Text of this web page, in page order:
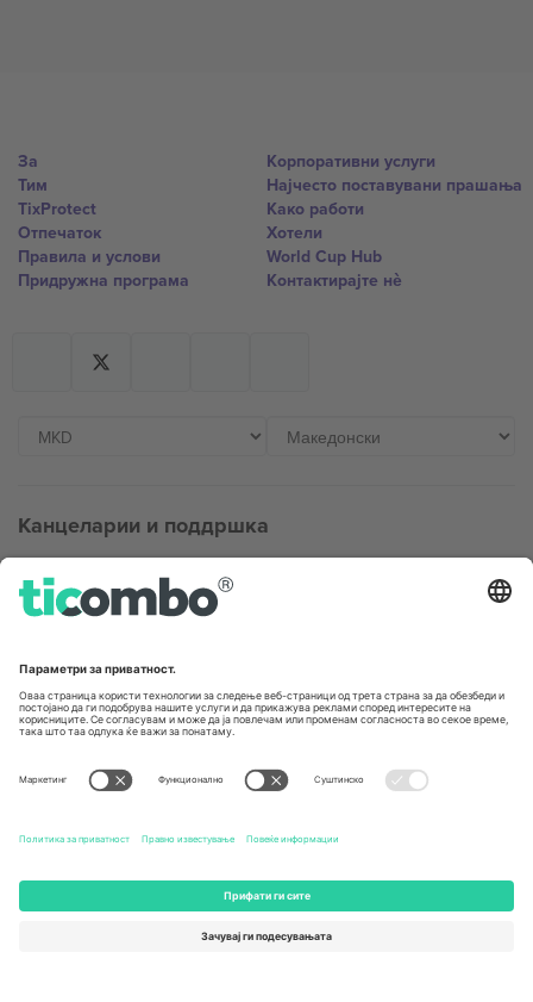
За
Тим
TixProtect
Отпечаток
Правила и услови
Придружна програма
Корпоративни услуги
Најчесто поставувани прашања
Како работи
Хотели
World Cup Hub
Контактирајте нѐ
Канцеларии и поддршка
Germany
Unter den Linden 24, 10117
167 City Road, London, Greater
United States
131 Continental Dr, Suite 305,
Newark, Delaware 19713, United
States
Switzerland
Engelberg, Switzerland
Bulgaria
Regus Sofia City West, bul
United Arab Emirates
UAE Dubai Silicon Oasis, DDP
Building A1, Office 302, Dubai,